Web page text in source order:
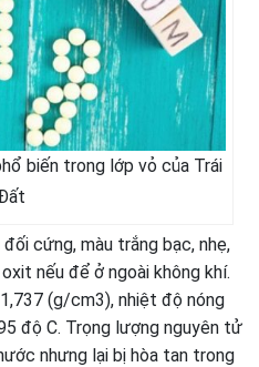
biến trong lớp vỏ của Trái
cứng, màu trắng bạc, nhẹ,
nếu để ở ngoài không khí.
(g/cm3), nhiệt độ nóng
độ C. Trọng lượng nguyên tử
nhưng lại bị hòa tan trong